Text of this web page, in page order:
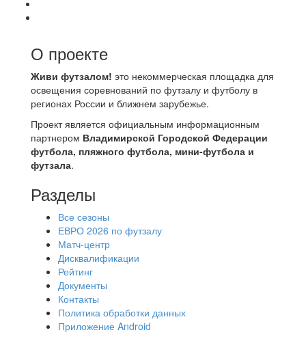
О проекте
Живи футзалом! это некоммерческая площадка для
освещения соревнований по футзалу и футболу в
регионах России и ближнем зарубежье.
Проект является официальным информационным
партнером Владимирской Городской Федерации
футбола, пляжного футбола, мини-футбола и
футзала.
Разделы
Все сезоны
ЕВРО 2026 по футзалу
Матч-центр
Дисквалификации
Рейтинг
Документы
Контакты
Политика обработки данных
Приложение Android